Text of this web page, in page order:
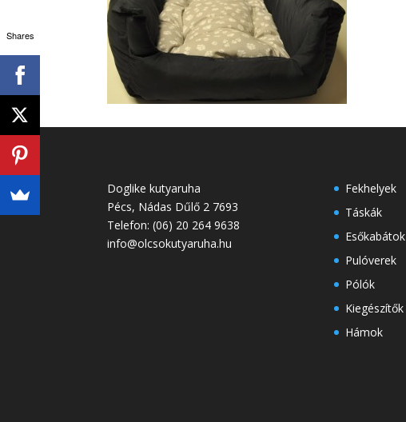
Doglike kutyaruha
Pécs, Nádas Dűlő 2 7693
Telefon:(06) 20 264 9638
info@olcsokutyaruha.hu
Fekhelyek
Táskák
Esőkabátok
Pulóverek
Pólók
Kiegészítők
Hámok
Shares